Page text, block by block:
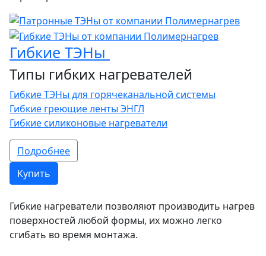
Гибкие ТЭНы
Типы гибких нагревателей
Гибкие ТЭНы для горячеканальной системы
Гибкие греющие ленты ЭНГЛ
Гибкие силиконовые нагреватели
Подробнее
Купить
Гибкие нагреватели позволяют производить нагрев
поверхностей любой формы, их можно легко
сгибать во время монтажа.